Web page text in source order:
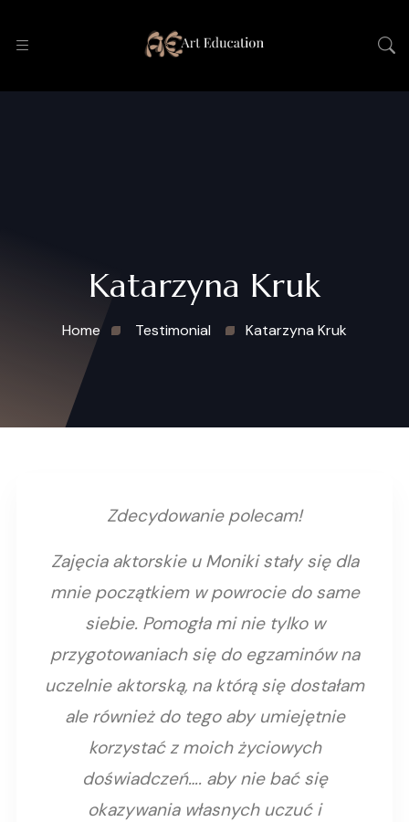
Katarzyna Kruk
Home Testimonial Katarzyna Kruk
Zdecydowanie polecam!
Zajęcia aktorskie u Moniki stały się dla
mnie początkiem w powrocie do same
siebie. Pomogła mi nie tylko w
przygotowaniach się do egzaminów na
uczelnie aktorską, na którą się dostałam
ale również do tego aby umiejętnie
korzystać z moich życiowych
doświadczeń…. aby nie bać się
okazywania własnych uczuć i